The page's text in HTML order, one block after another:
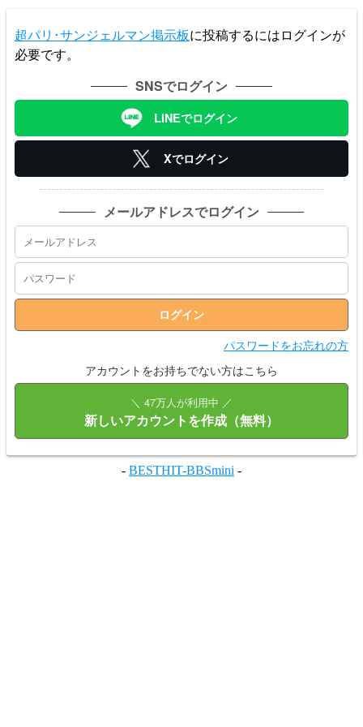
超パリ･サンジェルマン掲示板に投稿するにはログインが
必要です。
SNSでログイン
LINEでログイン
Xでログイン
メールアドレスでログイン
パスワードをお忘れの方
アカウントをお持ちでない方はこちら
＼ 47万人が利用中 ／
新しいアカウントを作成（無料）
- BESTHIT-BBSmini -